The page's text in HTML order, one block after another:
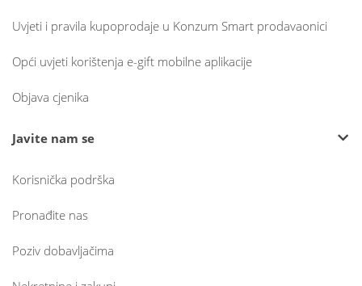
Uvjeti i pravila kupoprodaje u Konzum Smart prodavaonici
Opći uvjeti korištenja e-gift mobilne aplikacije
Objava cjenika
Javite nam se
Korisnička podrška
Pronađite nas
Poziv dobavljačima